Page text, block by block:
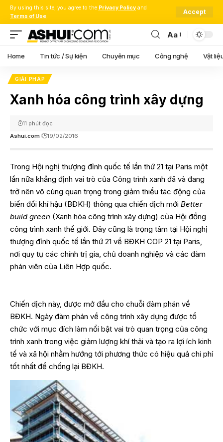
By using this site, you agree to the Privacy Policy and
Terms of Use.
Accept
Font
Resizer
Aa
Home Tin tức / Sự kiện Chuyên mục Công nghệ Vật
GIẢI PHÁP
Xanh hóa công trình xây dựng
Ashui.com 19/02/2016
11 phút đọc
Trong Hội nghị thượng đỉnh quốc tế lần thứ 21 tại Paris một
lần nữa khẳng định vai trò của Công trình xanh đã và đang
trở nên vô cùng quan trọng trong giảm thiểu tác động của
biến đổi khí hậu (BĐKH) thông qua chiến dịch mới Better
build green (Xanh hóa công trình xây dựng) của Hội đồng
công trình xanh thế giới. Đây cũng là trọng tâm tại Hội nghị
thượng đỉnh quốc tế lần thứ 21 về BĐKH COP 21 tại Paris,
nơi quy tụ các chính trị gia, chủ doanh nghiệp và các đàm
phán viên của Liên Hợp quốc.
Chiến dịch này, được mở đầu cho chuỗi đàm phán về
BĐKH. Ngày đàm phán về công trình xây dựng được tổ
chức với mục đích làm nổi bật vai trò quan trọng của công
trình xanh trong việc giảm lượng khí thải và tạo ra lợi ích kinh
tế và xã hội nhằm hướng tới phương thức có hiệu quả chi phí
tốt nhất để chống lại BĐKH.